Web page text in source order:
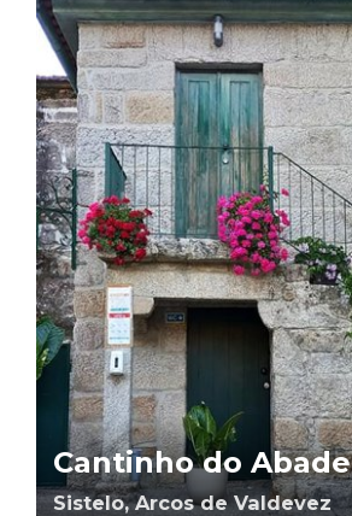
Cantinho do Abade
Sistelo, Arcos de Valdevez